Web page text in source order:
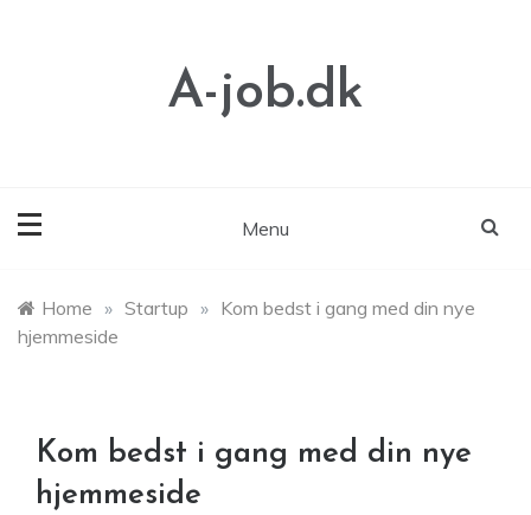
A-job.dk
Menu
Home » Startup » Kom bedst i gang med din nye
hjemmeside
Kom bedst i gang med din nye
hjemmeside